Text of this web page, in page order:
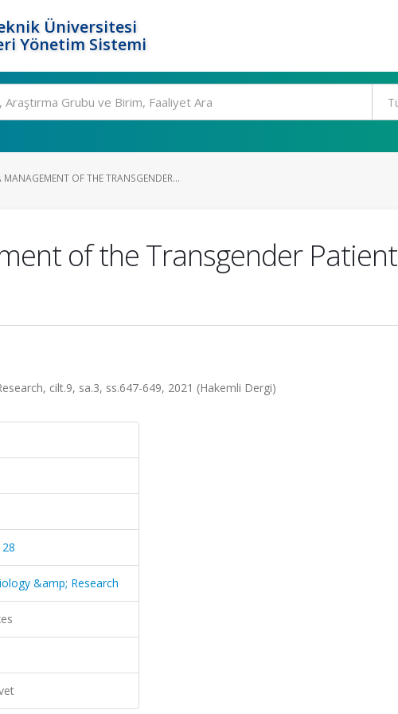
Üniversitesi
Yönetim Sistemi
MANAGEMENT OF THE TRANSGENDER...
of the Transgender
cilt.9, sa.3, ss.647-649, 2021 (Hakemli Dergi)
&amp; Research